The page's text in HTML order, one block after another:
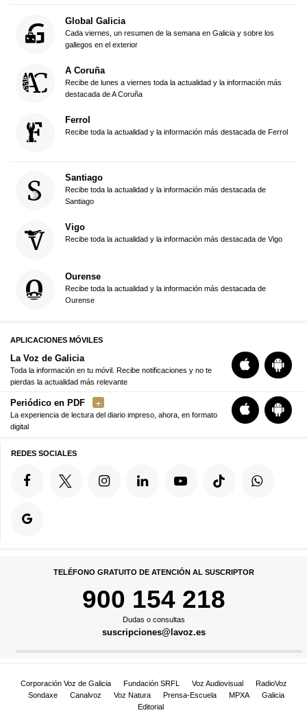
Global Galicia
Cada viernes, un resumen de la semana en Galicia y sobre los
gallegos en el exterior
A Coruña
Recibe de lunes a viernes toda la actualidad y la información más
destacada de A Coruña
Ferrol
Recibe toda la actualidad y la información más destacada de Ferrol
Santiago
Recibe toda la actualidad y la información más destacada de
Santiago
Vigo
Recibe toda la actualidad y la información más destacada de Vigo
Ourense
Recibe toda la actualidad y la información más destacada de
Ourense
APLICACIONES MÓVILES
La Voz de Galicia
Toda la información en tu móvil. Recibe notificaciones y no te
pierdas la actualidad más relevante
Periódico en PDF
La experiencia de lectura del diario impreso, ahora, en formato
digital
REDES SOCIALES
TELÉFONO GRATUITO DE ATENCIÓN AL SUSCRIPTOR
900 154 218
Dudas o consultas
suscripciones@lavoz.es
Corporación Voz de Galicia Fundación SRFL Voz Audiovisual
RadioVoz
Sondaxe
Canalvoz Voz Natura Prensa-Escuela MPXA
Galicia
Editorial